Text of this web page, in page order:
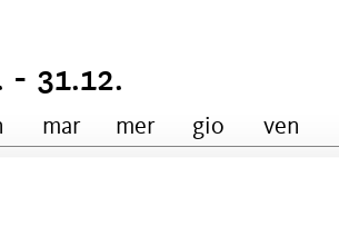
- 31.12.
mar mer gio ven